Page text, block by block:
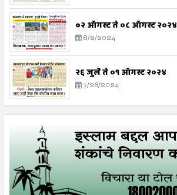
०२ ऑगस्ट ते ०८ ऑगस्ट २०२४
8/2/2024
२६ जुलै ते ०१ ऑगस्ट २०२४
7/26/2024